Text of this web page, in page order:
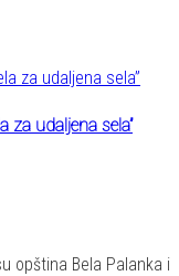
za udaljena sela”
opština Bela Palanka i